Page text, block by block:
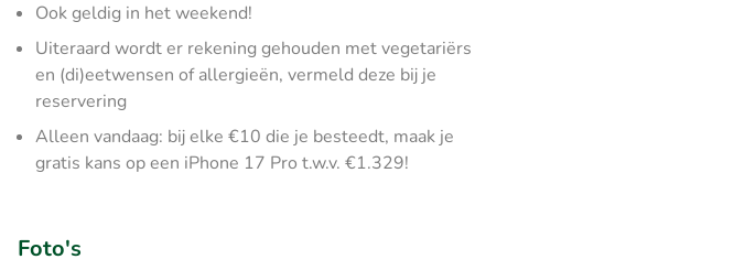
Ook geldig in het weekend!
Uiteraard wordt er rekening gehouden met vegetariërs
en (di)eetwensen of allergieën, vermeld deze bij je
reservering
Alleen vandaag: bij elke €10 die je besteedt, maak je
gratis kans op een iPhone 17 Pro t.w.v. €1.329!
Foto's